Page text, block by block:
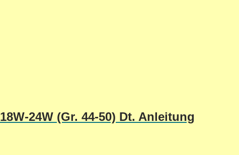
24W (Gr. 44-50) Dt. Anleitung